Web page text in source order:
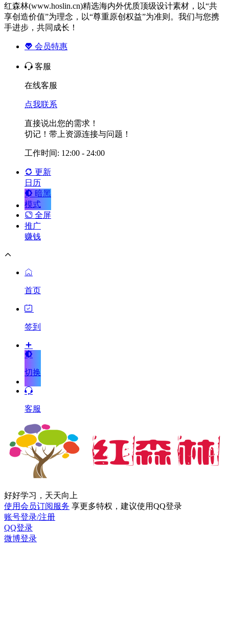
红森林(www.hoslin.cn)精选海内外优质顶级设计素材，以“共
享创造价值”为理念，以“尊重原创权益”为准则。我们与您携
手进步，共同成长！
会员特惠
客服
在线客服
点我联系
直接说出您的需求！
切记！带上资源连接与问题！
工作时间: 12:00 - 24:00
更新
日历
暗黑
模式
全屏
推广
赚钱
首页
签到
切换
客服
好好学习，天天向上
使用会员订阅服务 享更多特权，建议使用QQ登录
账号登录/注册
QQ登录
微博登录